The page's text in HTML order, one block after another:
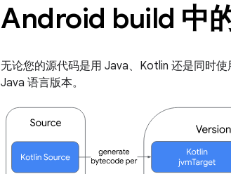
Android build 中
无论您的源代码是用 Java、Kotlin 还是同时
Java 语言版本。